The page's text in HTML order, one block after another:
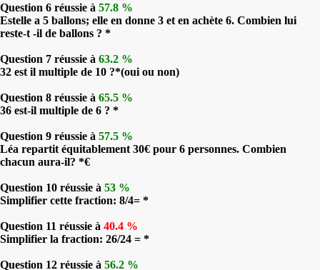
Question 6 réussie à 57.8 %
Estelle a 5 ballons; elle en donne 3 et en achète 6. Combien lui
reste-t -il de ballons ? *
Question 7 réussie à 63.2 %
32 est il multiple de 10 ?*(oui ou non)
Question 8 réussie à 65.5 %
36 est-il multiple de 6 ? *
Question 9 réussie à 57.5 %
Léa repartit équitablement 30€ pour 6 personnes. Combien
chacun aura-il? *€
Question 10 réussie à 53 %
Simplifier cette fraction: 8/4= *
Question 11 réussie à 40.4 %
Simplifier la fraction: 26/24 = *
Question 12 réussie à 56.2 %